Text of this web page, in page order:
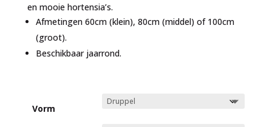
en mooie hortensia’s.
Afmetingen 60cm (klein), 80cm (middel) of 100cm
(groot).
Beschikbaar jaarrond.
Vorm